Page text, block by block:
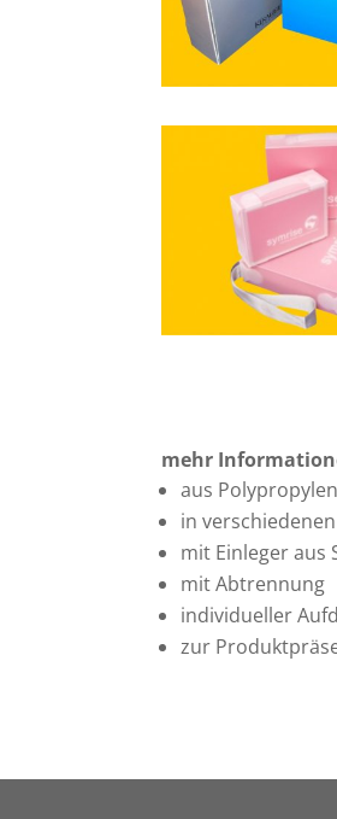
mehr
aus
in
mit Einleger aus
mit Abtrennung
individueller
zur